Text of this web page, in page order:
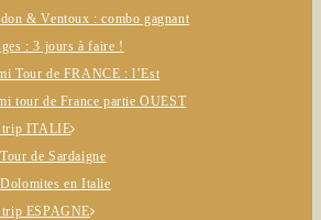
& Ventoux : combo gagnant
: 3 jours à faire !
Tour de FRANCE : l’Est
tour de France partie OUEST
ITALIE
de Sardaigne
en Italie
ESPAGNE